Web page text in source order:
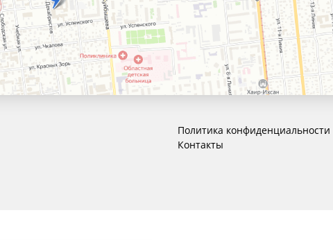
Политика конфиденциальности
Контакты